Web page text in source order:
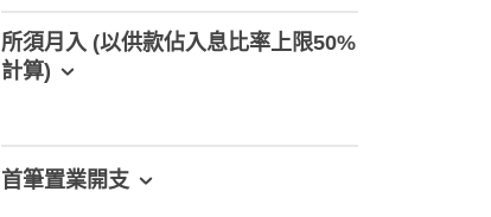
所須月入 (以供款佔入息比率上限50%
計算)
首筆置業開支